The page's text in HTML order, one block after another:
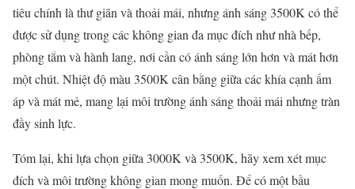
tiêu chính là thư giãn và thoải mái, nhưng ánh sáng 3500K có thể
được sử dụng trong các không gian đa mục đích như nhà bếp,
phòng tắm và hành lang, nơi cần có ánh sáng lớn hơn và mát hơn
một chút. Nhiệt độ màu 3500K cân bằng giữa các khía cạnh ấm
áp và mát mẻ, mang lại môi trường ánh sáng thoải mái nhưng tràn
đầy sinh lực.
Tóm lại, khi lựa chọn giữa 3000K và 3500K, hãy xem xét mục
đích và môi trường không gian mong muốn. Để có một bầu